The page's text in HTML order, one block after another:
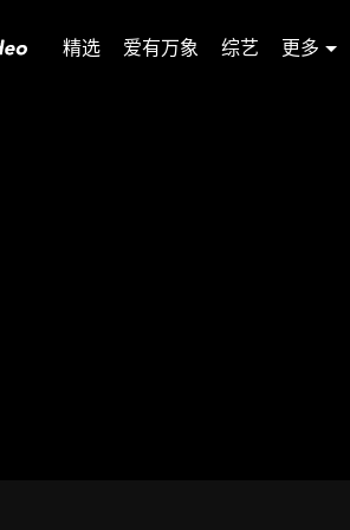
精选 爱有万象 综艺 更多